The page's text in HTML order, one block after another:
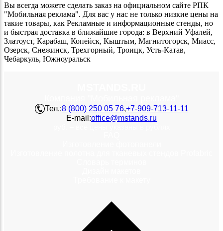
Вы всегда можете сделать заказ на официальном сайте РПК
"Мобильная реклама". Для вас у нас не только низкие цены на
такие товары, как Рекламные и информационные стенды, но
и быстрая доставка в ближайшие города: в Верхний Уфалей,
Златоуст, Карабаш, Копейск, Кыштым, Магнитогорск, Миасс,
Озерск, Снежинск, Трехгорный, Троицк, Усть-Катав,
Чебаркуль, Южноуральск
Тел.:8 (800) 250 05 76,+7-909-713-11-11
E-mail:office@mstands.ru